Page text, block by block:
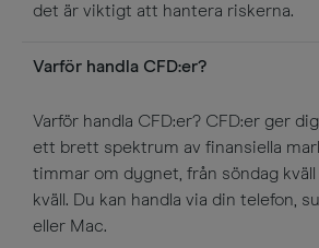
det är viktigt att hantera riskerna.
Varför handla CFD:er?
Varför handla CFD:er? CFD:er ger
ett brett spektrum av finansiella
timmar om dygnet, från söndag
kväll. Du kan handla via din telefon,
eller Mac.